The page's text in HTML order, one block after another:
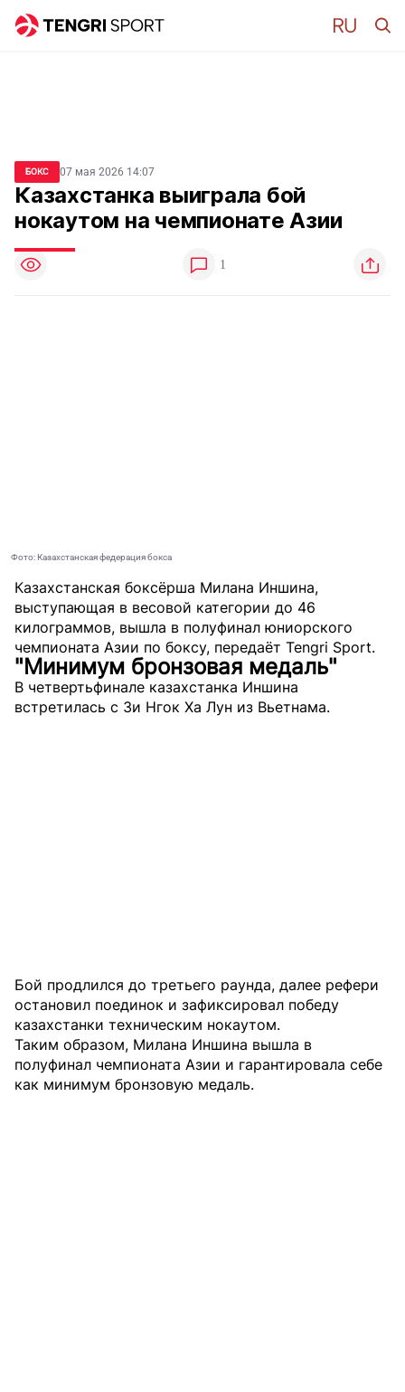
БОКС 07 мая 2026 14:07
Казахстанка выиграла бой
нокаутом на чемпионате Азии
1
Фото: Казахстанская федерация бокса
Казахстанская боксёрша Милана Иншина,
выступающая в весовой категории до 46
килограммов, вышла в полуфинал юниорского
чемпионата Азии по боксу, передаёт Tengri Sport.
"Минимум бронзовая медаль"
В четвертьфинале казахстанка Иншина
встретилась с Зи Нгок Ха Лун из Вьетнама.
Бой продлился до третьего раунда, далее рефери
остановил поединок и зафиксировал победу
казахстанки техническим нокаутом.
Таким образом, Милана Иншина вышла в
полуфинал чемпионата Азии и гарантировала себе
как минимум бронзовую медаль.